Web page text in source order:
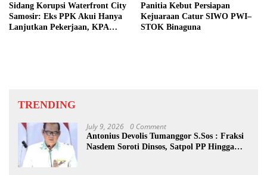
Sidang Korupsi Waterfront City
Samosir: Eks PPK Akui Hanya
Lanjutkan Pekerjaan, KPA
Panitia Kebut Persiapan
Kejuaraan Catur SIWO PWI–
STOK Binaguna
TRENDING
July 9, 2026 0 Comment
Antonius Devolis Tumanggor S.Sos : Fraksi
Nasdem Soroti Dinsos, Satpol PP Hingga